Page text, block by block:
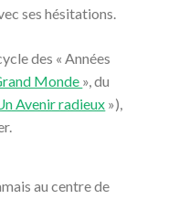
ses hésitations.
des « Années
Monde », du
Avenir radieux »),
au centre de